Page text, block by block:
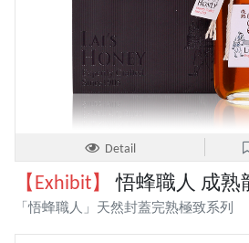
Detail
【Exhibit】 悟蜂職人 成熟
「悟蜂職人」天然封蓋完熟極致系列